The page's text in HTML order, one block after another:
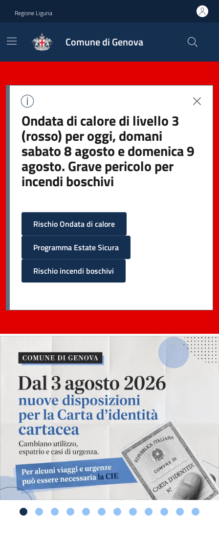
Regione Liguria
Comune di Genova
Ondata di calore di livello 3
(rosso) per oggi, domani
sabato 8 agosto e domenica 9
agosto. Grave pericolo per
incendi boschivi
Rischio Ondata di calore
Programma Estate Sicura
Rischio incendi boschivi